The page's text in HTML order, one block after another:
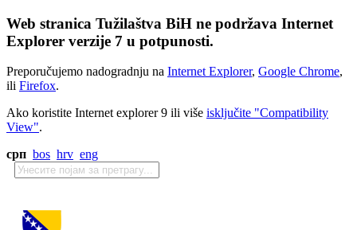
Web stranica Tužilaštva BiH ne podržava Internet
Explorer verzije 7 u potpunosti.
Preporučujemo nadogradnju na Internet Explorer, Google Chrome,
ili Firefox.
Ako koristite Internet explorer 9 ili više isključite "Compatibility
View".
срп bos hrv eng